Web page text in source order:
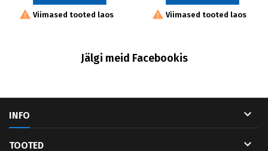
 Viimased tooted laos  Viimased tooted laos
Jälgi meid Facebookis
INFO 
TOOTED 